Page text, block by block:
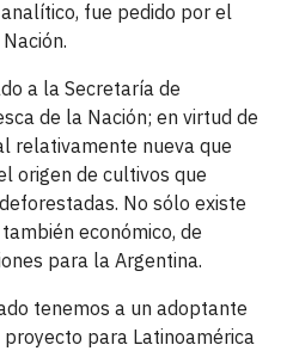
fue pedido por el
a la Secretaría de
de la Nación; en virtud de
relativamente nueva que
origen de cultivos que
No sólo existe
económico, de
para la Argentina.
tenemos a un adoptante
para Latinoamérica